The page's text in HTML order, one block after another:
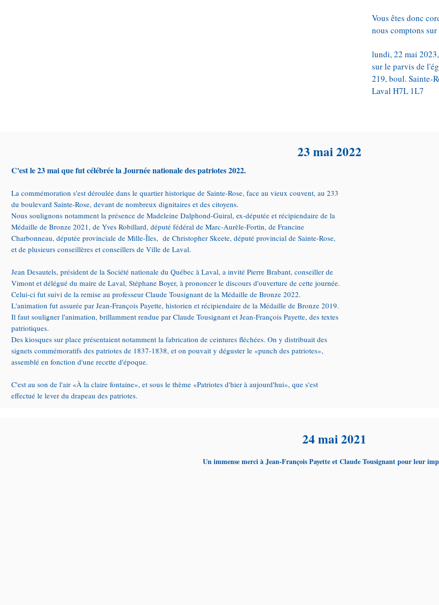
Vous êtes donc
nous comptons
lundi, 22 mai
sur le parvis de
219, boul. Sainte-
Laval H7L 1L7
23 mai 2022
C'est le 23 mai que fut célébrée la Journée nationale des patriotes 2022.
La commémoration s'est déroulée dans le quartier historique de Sainte-Rose, face au vieux couvent, au 233
du boulevard Sainte-Rose, devant de nombreux dignitaires et des citoyens.
Nous soulignons notamment la présence de Madeleine Dalphond-Guiral, ex-députée et récipiendaire de la
Médaille de Bronze 2021, de Yves Robillard, député fédéral de Marc-Aurèle-Fortin, de Francine
Charbonneau, députée provinciale de Mille-Îles, de Christopher Skeete, député provincial de Sainte-Rose,
et de plusieurs conseillères et conseillers de Ville de Laval.
Jean Desautels, président de la Société nationale du Québec à Laval, a invité Pierre Brabant, conseiller de
Vimont et délégué du maire de Laval, Stéphane Boyer, à prononcer le discours d'ouverture de cette journée.
Celui-ci fut suivi de la remise au professeur Claude Tousignant de la Médaille de Bronze 2022.
L'animation fut assurée par Jean-François Payette, historien et récipiendaire de la Médaille de Bronze 2019.
Il faut souligner l'animation, brillamment rendue par Claude Tousignant et Jean-François Payette, des textes
patriotiques.
Des kiosques sur place présentaient notamment la fabrication de ceintures fléchées. On y distribuait des
signets commémoratifs des patriotes de 1837-1838, et on pouvait y déguster le «punch des patriotes»,
assemblé en fonction d'une recette d'époque.
C'est au son de l'air «À la claire fontaine», et sous le thème «Patriotes d'hier à aujourd'hui», que s'est
effectué le lever du drapeau des patriotes.
24 mai 2021
Un immense merci à Jean-François Payette et Claude Tousignant pour leur